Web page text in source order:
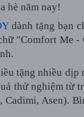
hè năm nay!
dành tặng bạn
"Comfort Me
tặng nhiều
thử nghiệm từ
Asen).